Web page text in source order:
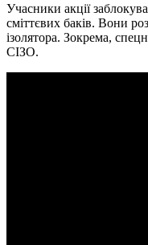
Учасники акції
сміттєвих баків. Вони
ізолятора. Зокрема,
СІЗО.